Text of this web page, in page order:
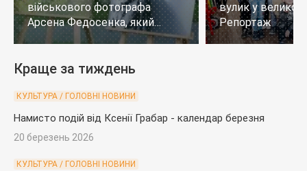
військового фотографа
Арсена Федосенка, який
загинув на війні
вулик у
Репортаж
Краще за тиждень
КУЛЬТУРА / ГОЛОВНІ НОВИНИ
Намисто подій від Ксенії Грабар - календар березня
20 березень 2026
КУЛЬТУРА / ГОЛОВНІ НОВИНИ